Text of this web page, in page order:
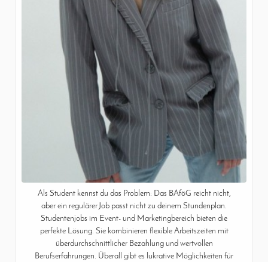
Als Student kennst du das Problem: Das BAföG reicht nicht,
aber ein regulärer Job passt nicht zu deinem Stundenplan.
Studentenjobs im Event- und Marketingbereich bieten die
perfekte Lösung. Sie kombinieren flexible Arbeitszeiten mit
überdurchschnittlicher Bezahlung und wertvollen
Berufserfahrungen. Überall gibt es lukrative Möglichkeiten für